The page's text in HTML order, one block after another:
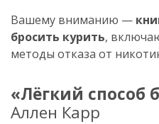
Вашему вниманию —
бросить курить,
методы отказа от
«Лёгкий способ
Аллен Карр